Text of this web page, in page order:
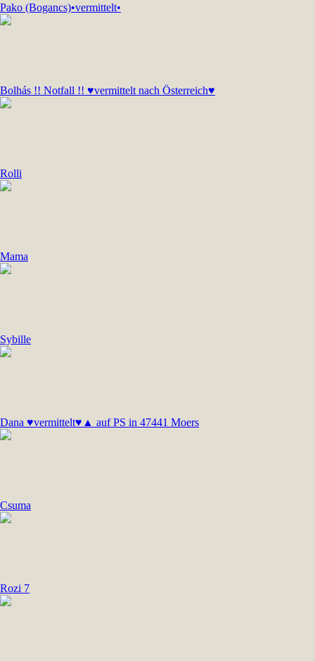
Pako (Bogancs)•vermittelt•
Bolhás !! Notfall !! ♥vermittelt nach Österreich♥
Rolli
Mama
Sybille
Dana ♥vermittelt♥▲ auf PS in 47441 Moers
Csuma
Rozi 7